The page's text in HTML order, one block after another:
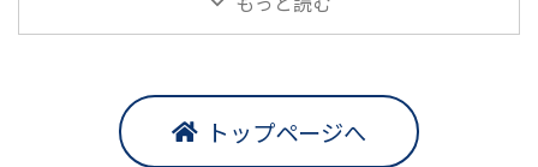
トップページへ